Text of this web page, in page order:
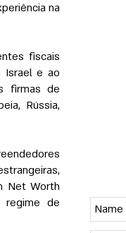
na
fiscais
Israel e ao
firmas de
Rússia,
Net Worth
regime de